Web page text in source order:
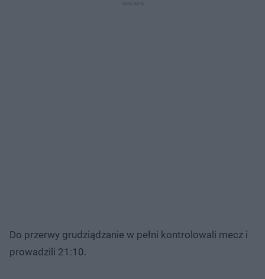
Do przerwy grudziądzanie w pełni kontrolowali mecz i
prowadzili 21:10.